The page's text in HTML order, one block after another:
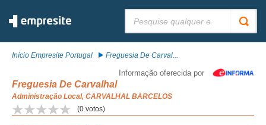
Início Empresite Portugal Freguesia De Carval...
Informação oferecida por
Freguesia De Carvalhal
Administração Local, CARVALHAL BARCELOS
(0 votos)